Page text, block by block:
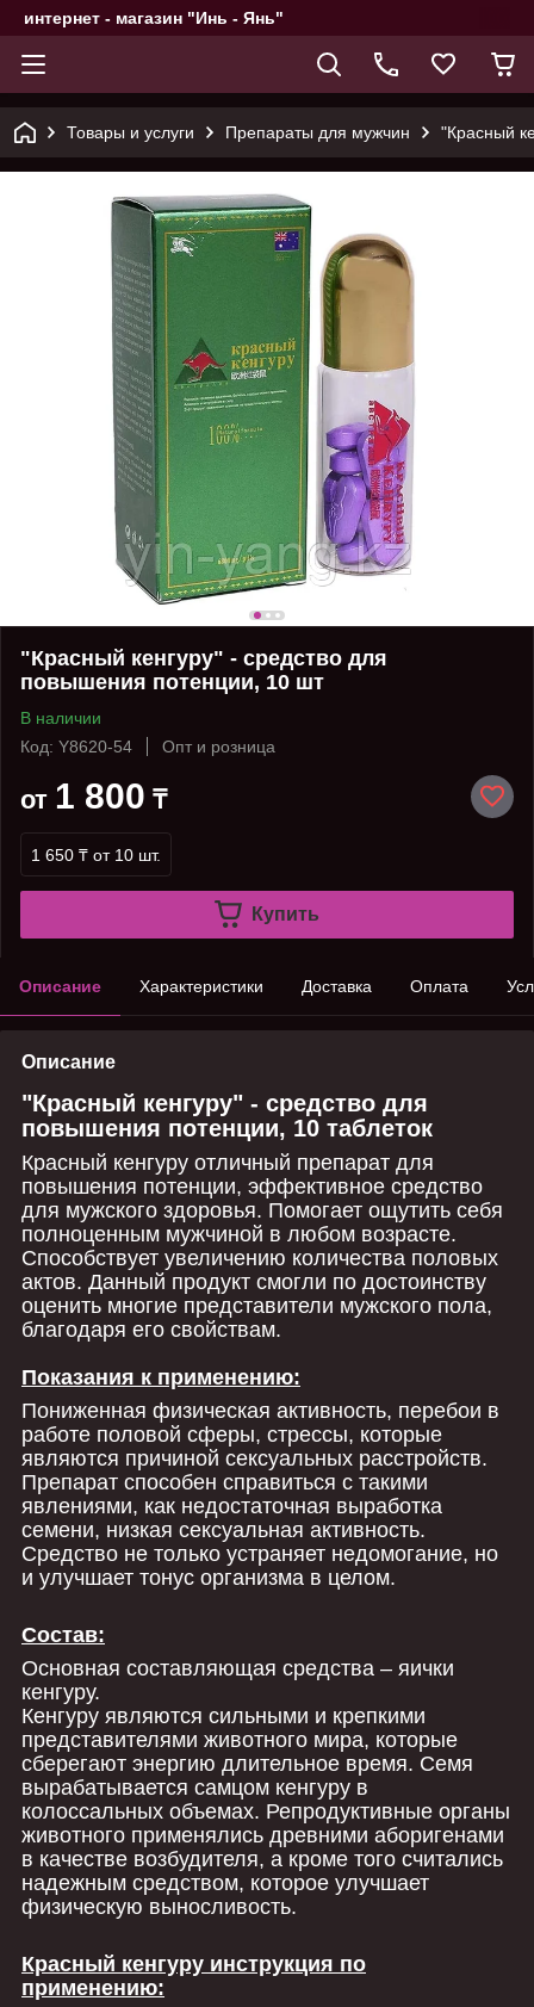
интернет - магазин "Инь - Янь"
Товары и услуги Препараты для мужчин "Красный
"Красный кенгуру" - средство для
повышения потенции, 10 шт
В наличии
Код: Y8620-54
Опт и розница
от 1 800 ₸
1 650 ₸ от 10 шт.
Купить
Описание Характеристики Доставка Оплата
Описание
"Красный кенгуру" - средство для
повышения потенции, 10 таблеток
Красный кенгуру отличный препарат для
повышения потенции, эффективное средство
для мужского здоровья. Помогает ощутить себя
полноценным мужчиной в любом возрасте.
Способствует увеличению количества половых
актов. Данный продукт смогли по достоинству
оценить многие представители мужского пола,
благодаря его свойствам.
Показания к применению:
Пониженная физическая активность, перебои в
работе половой сферы, стрессы, которые
являются причиной сексуальных расстройств.
Препарат способен справиться с такими
явлениями, как недостаточная выработка
семени, низкая сексуальная активность.
Средство не только устраняет недомогание, но
и улучшает тонус организма в целом.
Состав:
Основная составляющая средства – яички
кенгуру.
Кенгуру являются сильными и крепкими
представителями животного мира, которые
сберегают энергию длительное время. Семя
вырабатывается самцом кенгуру в
колоссальных объемах. Репродуктивные органы
животного применялись древними аборигенами
в качестве возбудителя, а кроме того считались
надежным средством, которое улучшает
физическую выносливость.
Красный кенгуру инструкция по
применению: